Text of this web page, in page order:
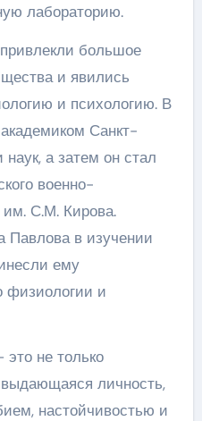
лабораторию.
большое
и явились
и психологию. В
Санкт-
а затем он стал
военно-
им. С.М. Кирова.
Павлова в изучении
ему
физиологии и
не только
личность,
настойчивостью и